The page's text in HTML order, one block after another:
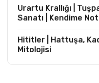
Urartu Krallığı |
Sanatı | Kendime
Hititler | Hattuşa,
Mitolojisi